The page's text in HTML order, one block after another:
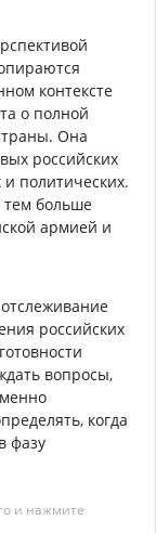
контексте
о полной
Она
российских
политических.
тем больше
армией и
российских
вопросы,
когда
фазу
и нажмите